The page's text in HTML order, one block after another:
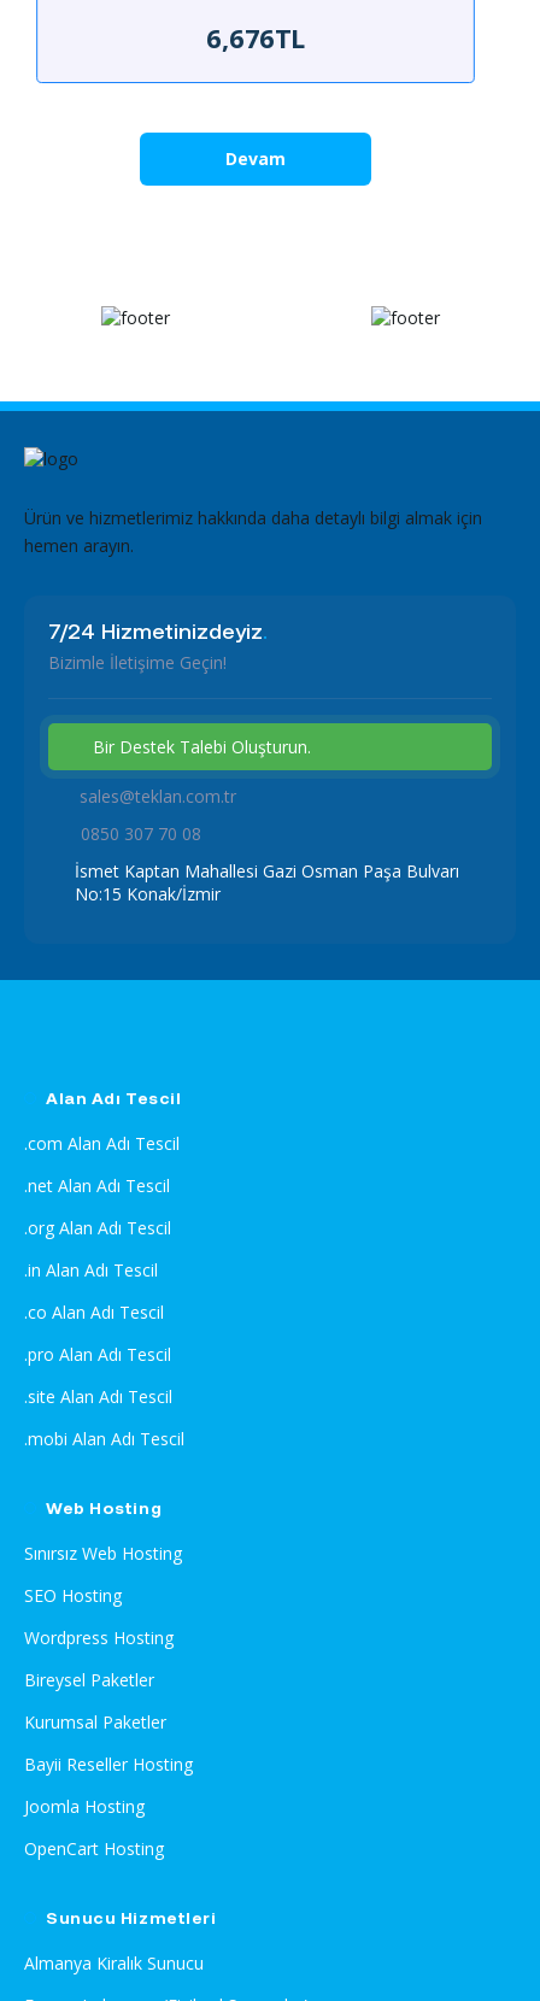
6,676TL
Devam
Ürün ve hizmetlerimiz hakkında daha detaylı bilgi almak için
hemen arayın.
7/24 Hizmetinizdeyiz.
Bizimle İletişime Geçin!
Bir Destek Talebi Oluşturun.
sales@teklan.com.tr
0850 307 70 08
İsmet Kaptan Mahallesi Gazi Osman Paşa Bulvarı
No:15 Konak/İzmir
Alan Adı Tescil
.com Alan Adı Tescil
.net Alan Adı Tescil
.org Alan Adı Tescil
.in Alan Adı Tescil
.co Alan Adı Tescil
.pro Alan Adı Tescil
.site Alan Adı Tescil
.mobi Alan Adı Tescil
Web Hosting
Sınırsız Web Hosting
SEO Hosting
Wordpress Hosting
Bireysel Paketler
Kurumsal Paketler
Bayii Reseller Hosting
Joomla Hosting
OpenCart Hosting
Sunucu Hizmetleri
Almanya Kiralık Sunucu